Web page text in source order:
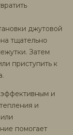
джутовой
тщательно
Затем
приступить к
и
и
помогает